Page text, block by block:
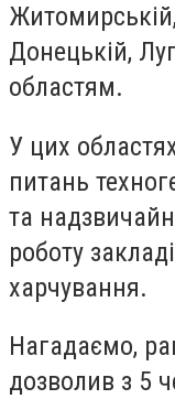
Донецькій,
областям.
У цих
питань
та
роботу
харчування.
Нагадаємо,
дозволив з 5